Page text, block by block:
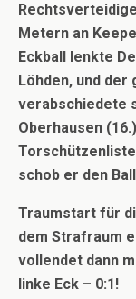
Metern an
Eckball lenkte
Löhden, und
verabschiedete
Oberhausen
schob er den
Traumstart für
dem Strafraum
vollendet dann
linke Eck – 0:1!